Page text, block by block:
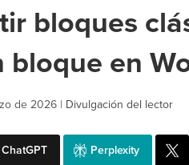
bloques
en
de 2026 | Divulgación del lector
ChatGPT Perplexity